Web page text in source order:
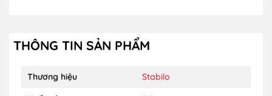
THÔNG TIN SẢN PHẨM
Thương hiệu Stabilo